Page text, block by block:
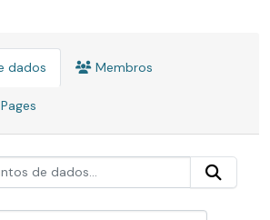
dados Membros
Pages